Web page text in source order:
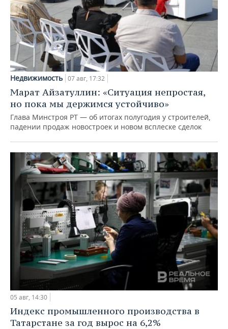
Недвижимость 07 авг, 17:32
Марат Айзатуллин: «Ситуация непростая,
но пока мы держимся устойчиво»
Глава Минстроя РТ — об итогах полугодия у строителей,
падении продаж новостроек и новом всплеске сделок
05 авг, 14:30
Индекс промышленного производства в
Татарстане за год вырос на 6,2%